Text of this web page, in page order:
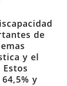
de
y el
y